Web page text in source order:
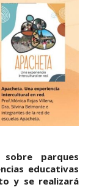
parques
educativas
y se realizará